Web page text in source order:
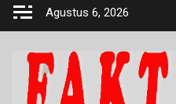
Skip
Agustus 6, 2026